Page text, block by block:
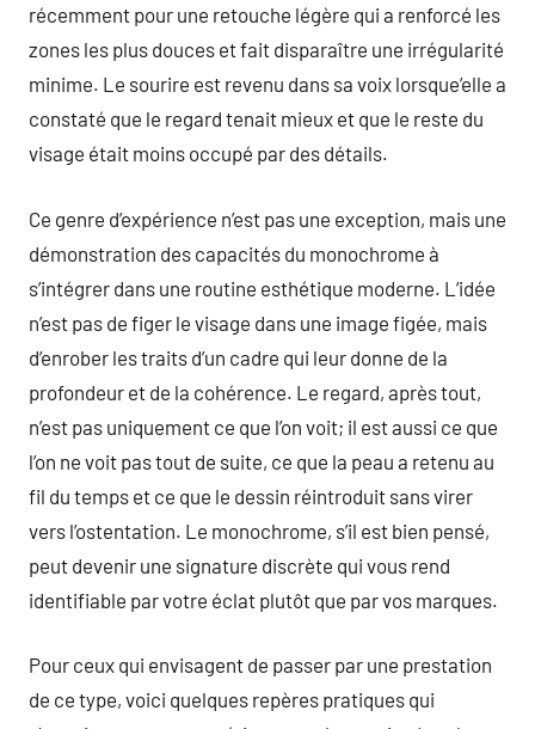
récemment pour une retouche légère qui a renforcé les
zones les plus douces et fait disparaître une irrégularité
minime. Le sourire est revenu dans sa voix lorsque’elle a
constaté que le regard tenait mieux et que le reste du
visage était moins occupé par des détails.
Ce genre d’expérience n’est pas une exception, mais une
démonstration des capacités du monochrome à
s’intégrer dans une routine esthétique moderne. L’idée
n’est pas de figer le visage dans une image figée, mais
d’enrober les traits d’un cadre qui leur donne de la
profondeur et de la cohérence. Le regard, après tout,
n’est pas uniquement ce que l’on voit; il est aussi ce que
l’on ne voit pas tout de suite, ce que la peau a retenu au
fil du temps et ce que le dessin réintroduit sans virer
vers l’ostentation. Le monochrome, s’il est bien pensé,
peut devenir une signature discrète qui vous rend
identifiable par votre éclat plutôt que par vos marques.
Pour ceux qui envisagent de passer par une prestation
de ce type, voici quelques repères pratiques qui